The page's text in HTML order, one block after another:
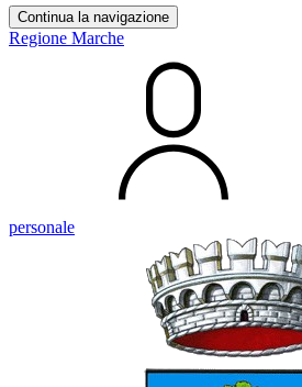
Continua la navigazione
Regione Marche
personale